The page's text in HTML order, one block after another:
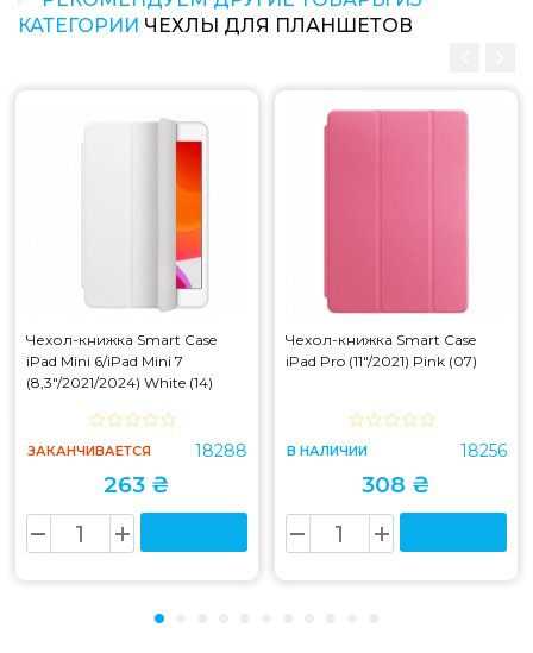
КАТЕГОРИИ ЧЕХЛЫ ДЛЯ ПЛАНШЕТОВ
Чехол-книжка Smart Case
iPad Mini 6/iPad Mini 7
(8,3"/2021/2024) White (14)
ЗАКАНЧИВАЕТСЯ 18288
263 ₴
Чехол-книжка Smart Case
iPad Pro (11"/2021) Pink (07)
В НАЛИЧИИ 18256
308 ₴